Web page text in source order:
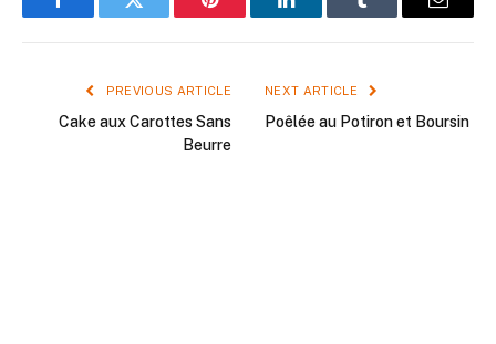
FacebookTwitter Pinterest LinkedInTumblr Email
PREVIOUS ARTICLE
Cake aux Carottes Sans
Beurre
NEXT ARTICLE
Poêlée au Potiron et Boursin